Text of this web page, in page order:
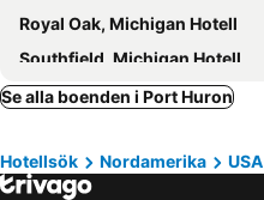
Royal Oak, Michigan Hotell
Southfield, Michigan Hotell
Farmington Hills, Michigan Hotell
Midland, Michigan Hotell
Se alla boenden i Port Huron
Hotellsök Nordamerika USA